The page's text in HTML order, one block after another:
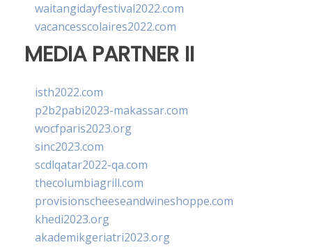
waitangidayfestival2022.com
vacancesscolaires2022.com
MEDIA PARTNER II
isth2022.com
p2b2pabi2023-makassar.com
wocfparis2023.org
sinc2023.com
scdlqatar2022-qa.com
thecolumbiagrill.com
provisionscheeseandwineshoppe.com
khedi2023.org
akademikgeriatri2023.org